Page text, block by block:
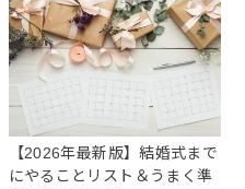
【2026年最新版】結婚式まで
にやることリスト＆うまく準